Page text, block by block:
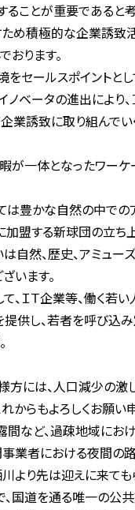
ことが重要であると考
ため積極的な企業誘
ります。
セールスポイントと
ノベータの進出によ
業誘致に取り組んで
が一体となったワーケ
豊かな自然の中で
盟する新球団の立ち
は自然、歴史、アミュ
います。
、ＩＴ企業等、働く
し、若者を呼び込み
は、人口減少の激
からもよろしくお願い
など、過疎地域にお
者における夜間の
り先は迎えに来ても
国道を通る唯一の公